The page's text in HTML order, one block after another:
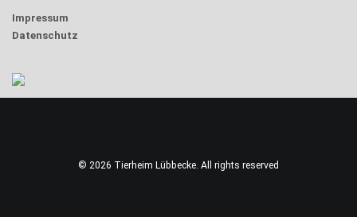
Impressum
Datenschutz
© 2026 Tierheim Lübbecke. All rights reserved